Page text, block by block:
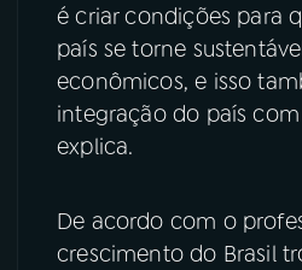
é criar condições para
país se torne
econômicos, e isso
integração do país com
explica.
De acordo com o
crescimento do Brasil